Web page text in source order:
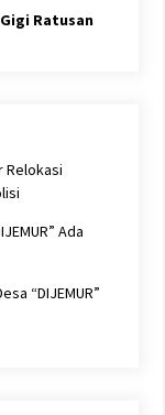
Ratusan
Relokasi
Ada
“DIJEMUR”